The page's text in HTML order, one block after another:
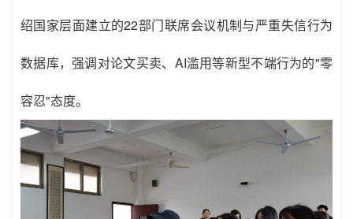
绍国家层面建立的22部门联席会议机制与严重失信行为
数据库，强调对论文买卖、AI滥用等新型不端行为的"零
容忍"态度。